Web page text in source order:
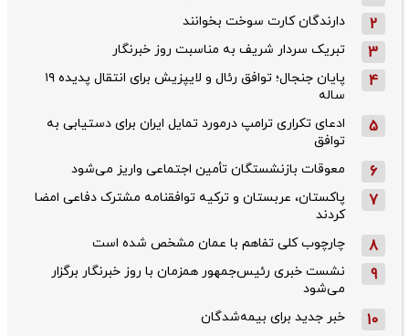
2 دارندگان کارت سوخت بخوانند
3 تبریک سردار شریف به مناسبت روز خبرنگار
4
پایان جنجال؛ توافق رئال و لایپزیش برای انتقال پدیده ۱۹
ساله
5
ادعای تکراری ترامپ درمورد تمایل ایران برای دستیابی به
توافق
6 معوقات بازنشستگان تأمین اجتماعی واریز می‌شود
7
پاکستان، عربستان و ترکیه توافقنامه مشترک دفاعی امضا
کردند
8 چارچوب کلی تفاهم با عمان مشخص شده است
9
نشست خبری رئیس‌جمهور همزمان با روز خبرنگار برگزار
می‌شود
10 خبر جدید برای بیمه‌شدگان